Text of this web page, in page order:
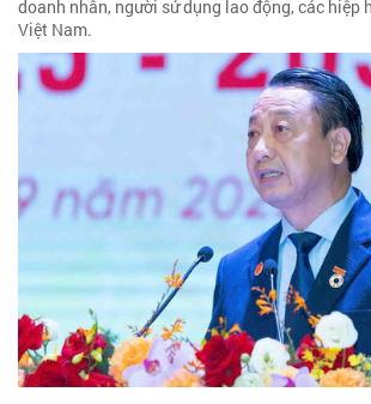
doanh nhân, người sử dụng lao động, các hiệp
Việt Nam.